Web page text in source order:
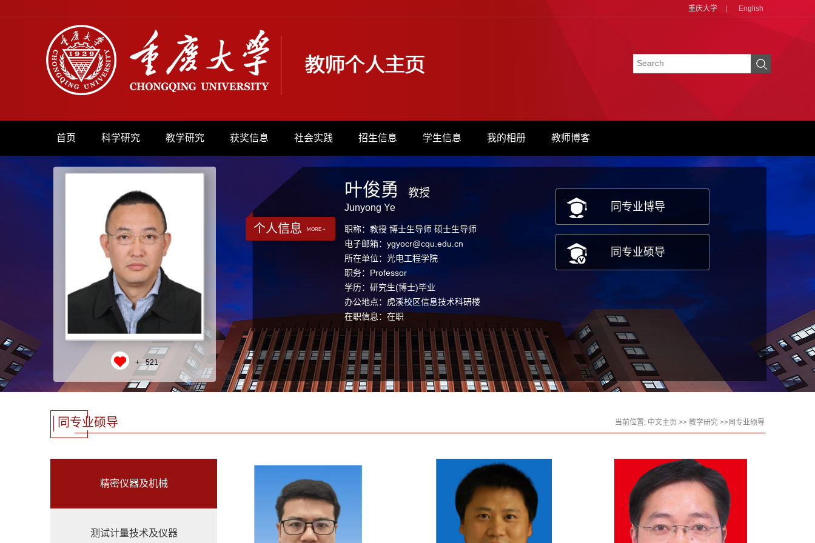
重庆大学 English
首页 科学研究 教学研究 获奖信息 社会实践 招生信息 学生信息 我的相册 教师博客
+ 521
个人信息 MORE +
叶俊勇
Junyong Ye
教授
职称：教授 博士生导师 硕士生导师
电子邮箱： ygyocr@cqu.edu.cn
所在单位：光电工程学院
职务：Professor
学历：研究生(博士)毕业
办公地点：虎溪校区信息技术科研楼
在职信息：在职
同专业博导
同专业硕导
同专业硕导 当前位置: 中文主页 >> 教学研究 >>同专业硕导
精密仪器及机械
测试计量技术及仪器